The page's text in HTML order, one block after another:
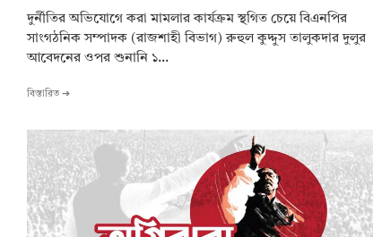
দুর্নীতির অভিযোগে করা মামলার কার্যক্রম স্থগিত চেয়ে বিএনপির
সাংগঠনিক সম্পাদক (রাজশাহী বিভাগ) রুহুল কুদ্দুস তালুকদার দুলুর
আবেদনের ওপর শুনানি ১...
বিস্তারিত ➔